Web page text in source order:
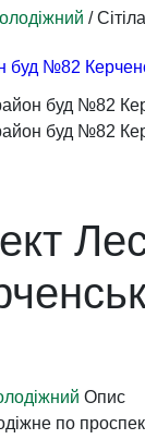
/
Опис
по